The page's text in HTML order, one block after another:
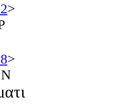
>
>